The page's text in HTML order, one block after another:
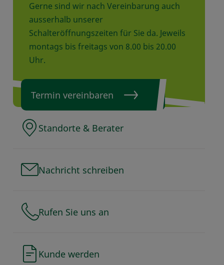
Gerne sind wir nach Vereinbarung auch
ausserhalb unserer
Schalteröffnungszeiten für Sie da. Jeweils
montags bis freitags von 8.00 bis 20.00
Uhr.
Termin vereinbaren
Standorte & Berater
Nachricht schreiben
Rufen Sie uns an
Kunde werden